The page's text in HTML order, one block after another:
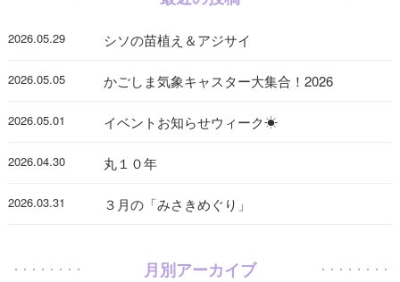
2026.05.29 シソの苗植え＆アジサイ
2026.05.05 かごしま気象キャスター大集合！2026
2026.05.01 イベントお知らせウィーク☀
2026.04.30 丸１０年
2026.03.31 ３月の「みさきめぐり」
月別アーカイブ